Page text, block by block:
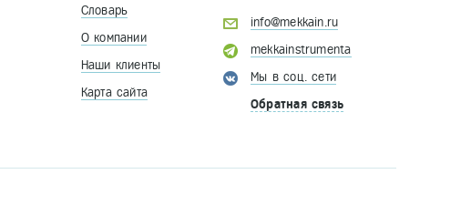
Словарь
О компании
Наши клиенты
Карта сайта
info@mekkain.ru
mekkainstrumenta
Мы в соц. сети
Обратная связь